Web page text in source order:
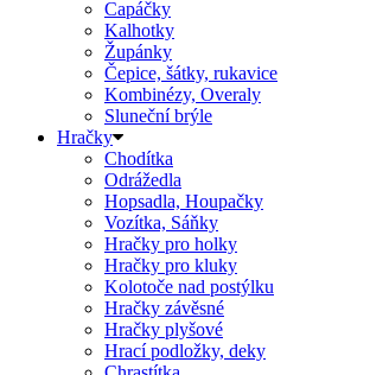
Capáčky
Kalhotky
Župánky
Čepice, šátky, rukavice
Kombinézy, Overaly
Sluneční brýle
Hračky
Chodítka
Odrážedla
Hopsadla, Houpačky
Vozítka, Sáňky
Hračky pro holky
Hračky pro kluky
Kolotoče nad postýlku
Hračky závěsné
Hračky plyšové
Hrací podložky, deky